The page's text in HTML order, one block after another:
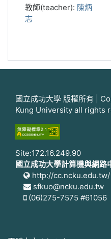
教師(teacher): 陳炳
志
國立成功大學 版權所有 |
Kung University all rights
Site:172.16.249.90
國立成功大學計算機與網路
http://cc.ncku.edu.tw/
sfkuo@ncku.edu.tw
(06)275-7575 #61056